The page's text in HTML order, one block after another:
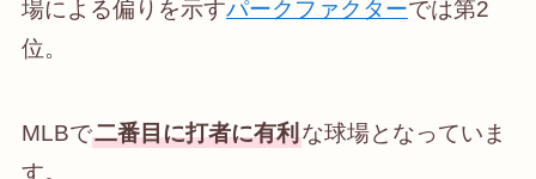
場による偏りを示すパークファクターでは第2
位。
MLBで二番目に打者に有利 な球場となっていま
す。